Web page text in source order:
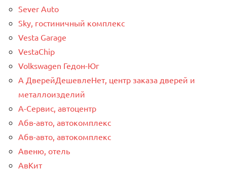
Sever Auto
Sky, гостиничный комплекс
Vesta Garage
VestaChip
Volkswagen Гедон-Юг
А ДверейДешевлеНет, центр заказа дверей и
металлоизделий
А-Сервис, автоцентр
Абв-авто, автокомплекс
Абв-авто, автокомплекс
Авеню, отель
АвКит